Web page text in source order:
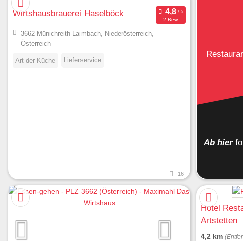
Wirtshausbrauerei Haselböck
2 Bew.
3662 Münichreith-Laimbach, Niederösterreich,
Österreich
Art der Küche Lieferservice
16
Ab hier
Hotel
Artstetten
4,2 km